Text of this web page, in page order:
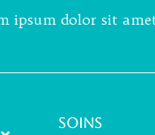
ipsum dolor sit
Soins